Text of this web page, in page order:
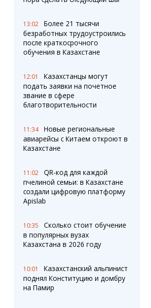
13:02
Более 21 тысячи
безработных трудоустроились
после краткосрочного
обучения в Казахстане
12:01
Казахстанцы могут
подать заявки на почетное
звание в сфере
благотворительности
11:34
Новые региональные
авиарейсы с Китаем откроют в
Казахстане
11:02
QR-код для каждой
пчелиной семьи: в Казахстане
создали цифровую платформу
Apislab
10:35
Сколько стоит обучение
в популярных вузах
Казахстана в 2026 году
10:01
Казахстанский альпинист
поднял Конституцию и домбру
на Памир